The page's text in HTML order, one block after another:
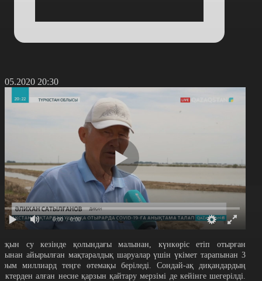
20:30
0:00 / 0:00
су кезінде қолындағы малынан, күнкөріс етіп отырған
айырылған мақтаралдық шаруалар үшін үкімет тарапынан 3
миллиард теңге өтемақы беріледі. Сондай-ақ диқандардың
алған несие қарзын қайтару мерзімі де кейінге шегерілді.